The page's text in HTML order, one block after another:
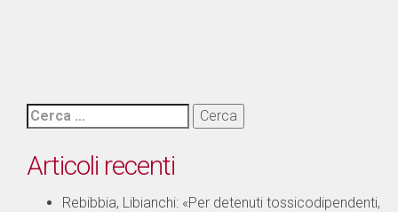
Ricerca
per:
Articoli recenti
Rebibbia, Libianchi: «Per detenuti tossicodipendenti,